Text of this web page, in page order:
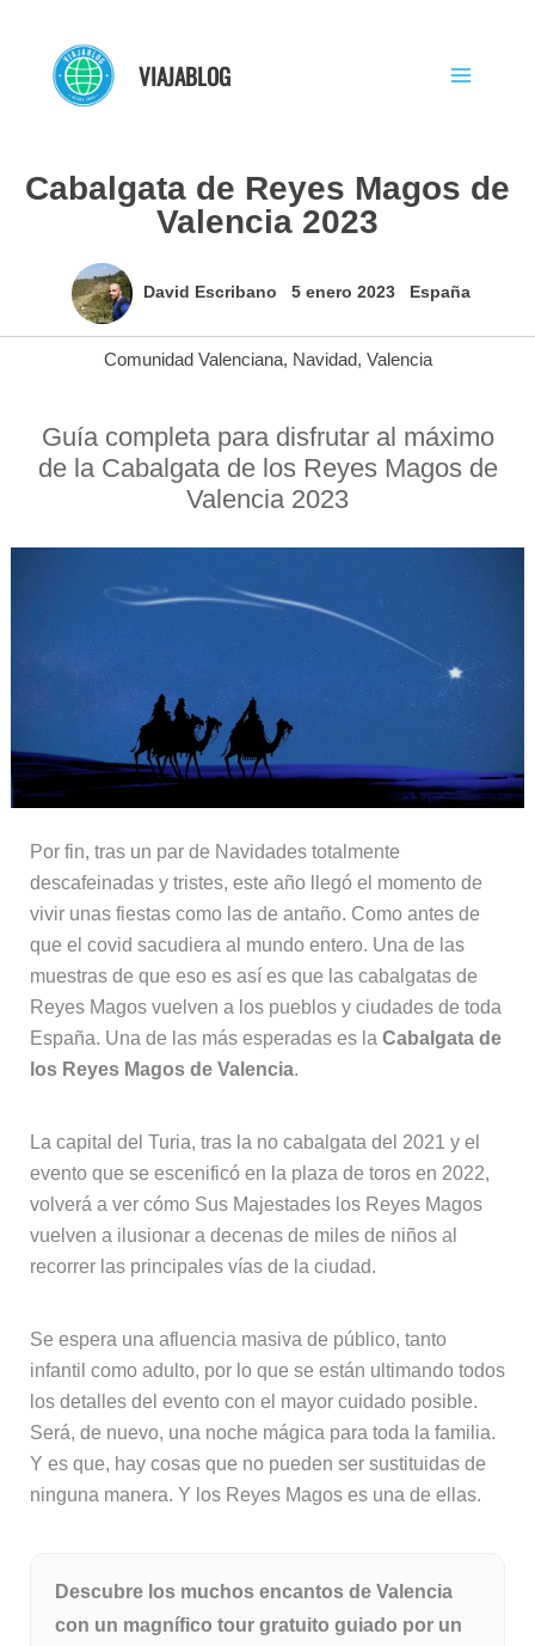
contenido
VIAJABLOG
Cabalgata de Reyes Magos de
Valencia 2023
David Escribano 5 enero 2023 España
Comunidad Valenciana, Navidad, Valencia
Guía completa para disfrutar al máximo
de la Cabalgata de los Reyes Magos de
Valencia 2023
Por fin, tras un par de Navidades totalmente
descafeinadas y tristes, este año llegó el momento de
vivir unas fiestas como las de antaño. Como antes de
que el covid sacudiera al mundo entero. Una de las
muestras de que eso es así es que las cabalgatas de
Reyes Magos vuelven a los pueblos y ciudades de toda
España. Una de las más esperadas es la Cabalgata de
los Reyes Magos de Valencia.
La capital del Turia, tras la no cabalgata del 2021 y el
evento que se escenificó en la plaza de toros en 2022,
volverá a ver cómo Sus Majestades los Reyes Magos
vuelven a ilusionar a decenas de miles de niños al
recorrer las principales vías de la ciudad.
Se espera una afluencia masiva de público, tanto
infantil como adulto, por lo que se están ultimando todos
los detalles del evento con el mayor cuidado posible.
Será, de nuevo, una noche mágica para toda la familia.
Y es que, hay cosas que no pueden ser sustituidas de
ninguna manera. Y los Reyes Magos es una de ellas.
Descubre los muchos encantos de Valencia
con un magnífico tour gratuito guiado por un